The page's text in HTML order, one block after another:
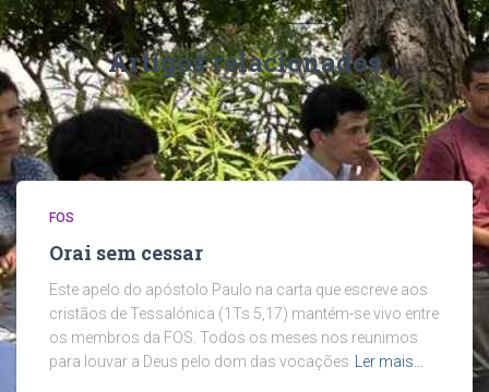
Artigos relacionados
FOS
Orai sem cessar
Este apelo do apóstolo Paulo na carta que escreve aos
cristãos de Tessalónica (1Ts 5,17) mantém-se vivo entre
os membros da FOS. Todos os meses nos reunimos
para louvar a Deus pelo dom das vocações
Ler mais…